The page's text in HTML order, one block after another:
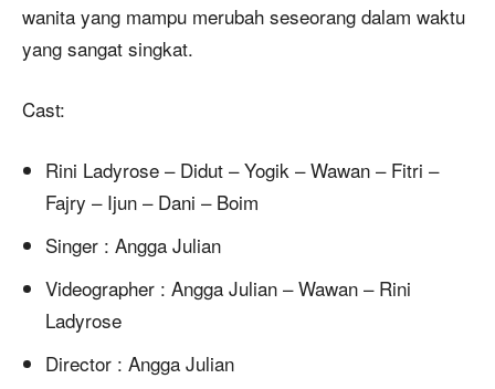
wanita yang mampu merubah seseorang dalam waktu
yang sangat singkat.
Cast:
Rini Ladyrose – Didut – Yogik – Wawan – Fitri –
Fajry – Ijun – Dani – Boim
Singer : Angga Julian
Videographer : Angga Julian – Wawan – Rini
Ladyrose
Director : Angga Julian